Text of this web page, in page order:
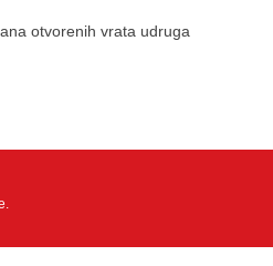
otvorenih vrata udruga